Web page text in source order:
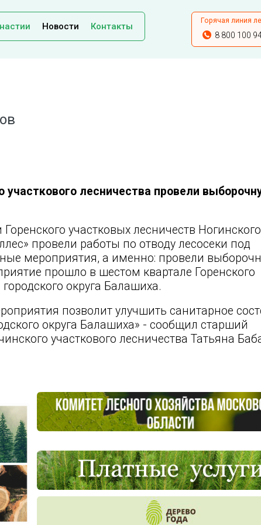
Новости Контакты
Горячая линия
8 800 100
участкового лесничества провели
участковых лесничеств Ногинского
провели работы по отводу лесосеки под
мероприятия, а именно: провели
прошло в шестом квартале Горенского
округа Балашиха.
позволит улучшить санитарное
округа Балашиха» - сообщил старший
участкового лесничества Татьяна